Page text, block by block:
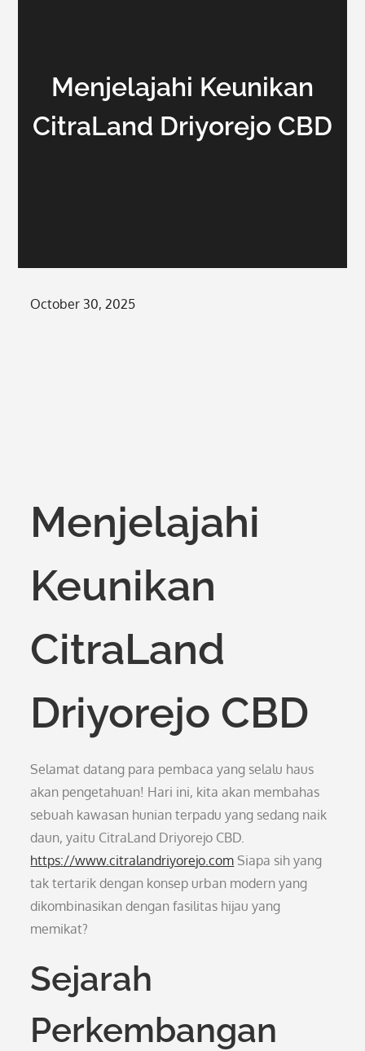
Menjelajahi Keunikan
CitraLand Driyorejo CBD
Posted
October 30, 2025
Menjelajahi
Keunikan
CitraLand
Driyorejo CBD
Selamat datang para pembaca yang selalu haus
akan pengetahuan! Hari ini, kita akan membahas
sebuah kawasan hunian terpadu yang sedang naik
daun, yaitu CitraLand Driyorejo CBD.
https://www.citralandriyorejo.com Siapa sih yang
tak tertarik dengan konsep urban modern yang
dikombinasikan dengan fasilitas hijau yang
memikat?
Sejarah
Perkembangan